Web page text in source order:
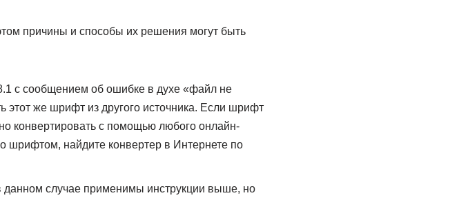
причины и способы их решения могут быть
с сообщением об ошибке в духе «файл не
же шрифт из другого источника. Если шрифт
конвертировать с помощью любого онлайн-
шрифтом, найдите конвертер в Интернете по
случае применимы инструкции выше, но